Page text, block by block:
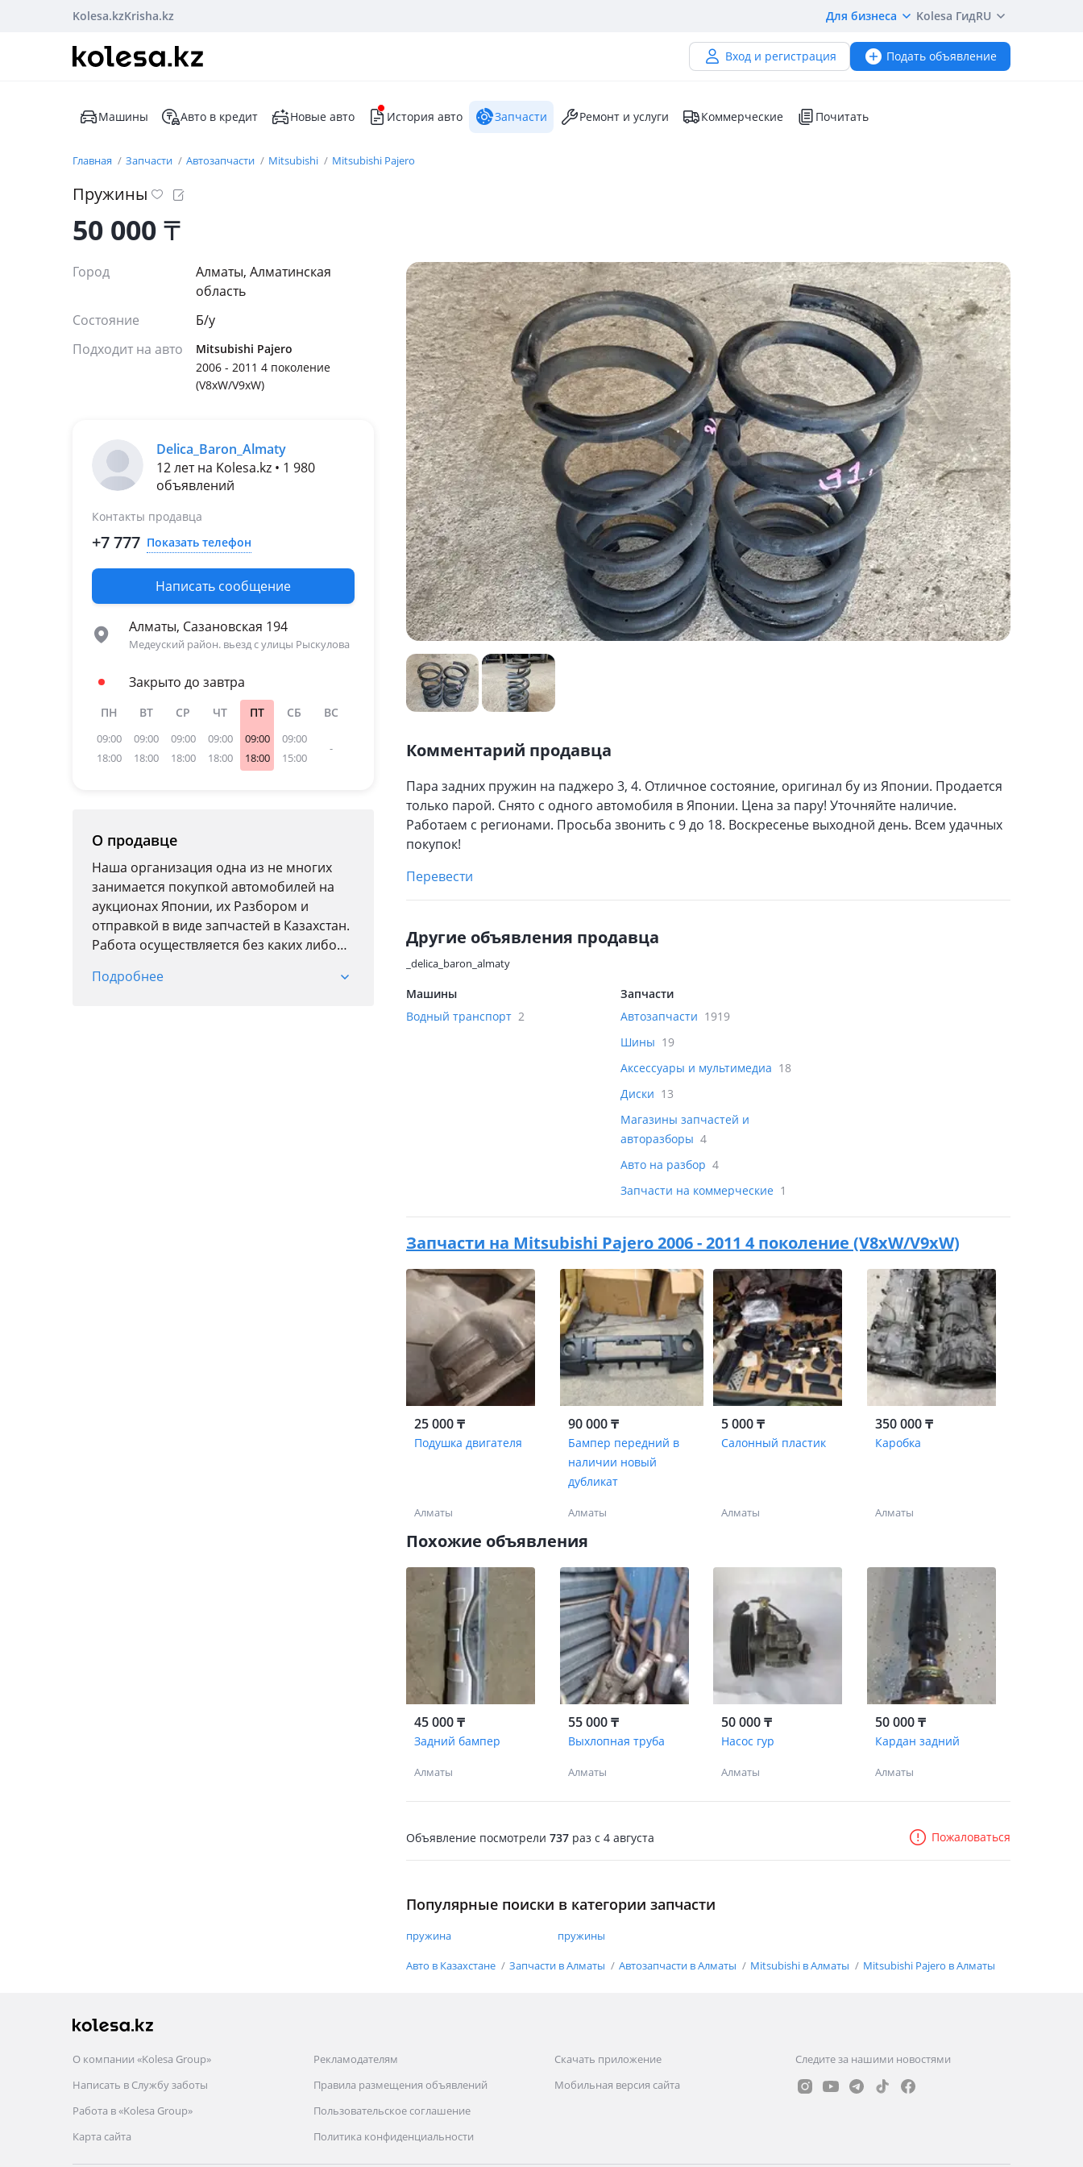
Kolesa.kzKrisha.kz Для бизнеса Kolesa ГидRU
Вход и регистрация Подать объявление
Машины Авто в кредит Новые авто История авто Запчасти Ремонт и услуги Коммерческие Почитать
Главная Запчасти Автозапчасти Mitsubishi Mitsubishi Pajero
Пружины
50 000₸
Город
Алматы, Алматинская
область
Состояние
Б/y
Подходит на авто
Mitsubishi Pajero
2006 - 2011 4 поколение
(V8xW/V9xW)
Delica_Baron_Almaty
12 лет на Kolesa.kz • 1 980
объявлений
Контакты продавца
+7 777 Показать телефон
Написать сообщение
Алматы, Сазановская 194
Медеуский район. вьезд с улицы Рыскулова
Закрыто до завтра
ПН
09:00
18:00
ВТ
09:00
18:00
СР
09:00
18:00
ЧТ
09:00
18:00
ПТ
09:00
18:00
СБ
09:00
15:00
ВС
-
О продавце
Наша организация одна из не многих
занимается покупкой автомобилей на
аукционах Японии, их Разбором и
отправкой в виде запчастей в Казахстан.
Работа осуществляется без каких либо
функционирует магазин новых
Подробнее
Комментарий продавца
Пара задних пружин на паджеро 3, 4. Отличное состояние, оригинал бу из Японии. Продается
только парой. Снято с одного автомобиля в Японии. Цена за пару! Уточняйте наличие.
Работаем с регионами. Просьба звонить с 9 до 18. Воскресенье выходной день. Всем удачных
покупок!
Перевести
Другие объявления продавца
_delica_baron_almaty
Машины
Водный транспорт 2
Запчасти
Автозапчасти 1919
Шины 19
Аксессуары и мультимедиа 18
Диски 13
Магазины запчастей и
авторазборы 4
Авто на разбор 4
Запчасти на коммерческие 1
Запчасти на Mitsubishi Pajero 2006 - 2011 4 поколение (V8xW/V9xW)
25 000 ₸
Подушка двигателя
Алматы
90 000 ₸
Бампер передний в
наличии новый
дубликат
Алматы
5 000 ₸
Салонный пластик
Алматы
350 000 ₸
Каробка
Алматы
Похожие объявления
45 000 ₸
Задний бампер
Алматы
55 000 ₸
Выхлопная труба
Алматы
50 000 ₸
Насос гур
Алматы
50 000 ₸
Кардан задний
Алматы
Объявление посмотрели 737 раз c 4 августа Пожаловаться
Популярные поиски в категории запчасти
пружина пружины
Авто в Казахстане Запчасти в Алматы Автозапчасти в Алматы Mitsubishi в Алматы Mitsubishi Pajero в Алматы
О компании «Kolesa Group»
Написать в Службу заботы
Работа в «Kolesa Group»
Карта сайта
Рекламодателям
Правила размещения объявлений
Пользовательское соглашение
Политика конфиденциальности
Скачать приложение
Мобильная версия сайта
Следите за нашими новостями